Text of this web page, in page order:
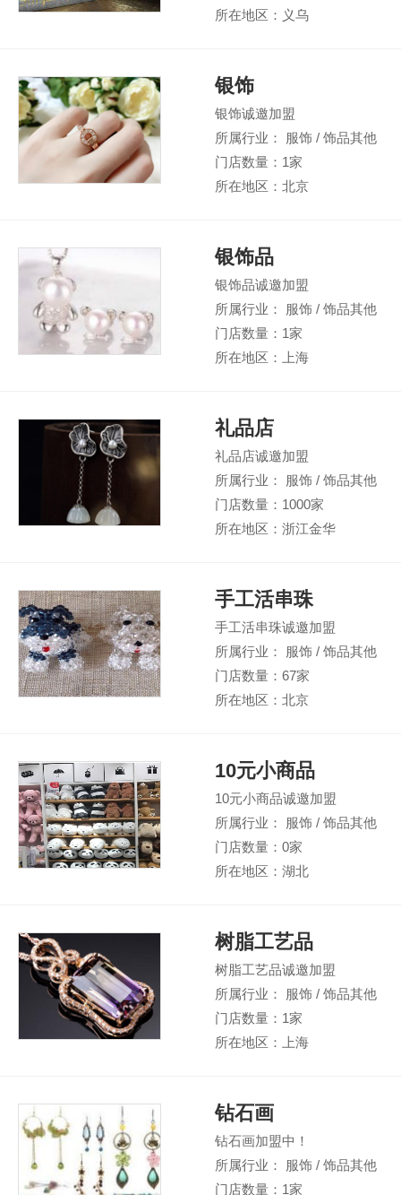
所在地区：义乌
银饰
银饰诚邀加盟
所属行业： 服饰 / 饰品其他
门店数量：1家
所在地区：北京
银饰品
银饰品诚邀加盟
所属行业： 服饰 / 饰品其他
门店数量：1家
所在地区：上海
礼品店
礼品店诚邀加盟
所属行业： 服饰 / 饰品其他
门店数量：1000家
所在地区：浙江金华
手工活串珠
手工活串珠诚邀加盟
所属行业： 服饰 / 饰品其他
门店数量：67家
所在地区：北京
10元小商品
10元小商品诚邀加盟
所属行业： 服饰 / 饰品其他
门店数量：0家
所在地区：湖北
树脂工艺品
树脂工艺品诚邀加盟
所属行业： 服饰 / 饰品其他
门店数量：1家
所在地区：上海
钻石画
钻石画加盟中！
所属行业： 服饰 / 饰品其他
门店数量：1家